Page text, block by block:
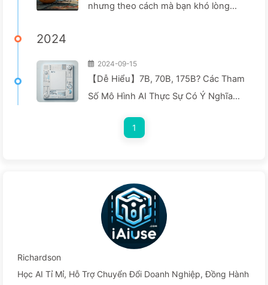
nhưng theo cách mà bạn khó lòng
2024
2024-09-15
【Dễ Hiểu】7B, 70B, 175B? Các Tham
Số Mô Hình AI Thực Sự Có Ý Nghĩa
Mô Hình Lớn Như Thế Nào? —— Học
1
Richardson
Học AI Tỉ Mỉ, Hỗ Trợ Chuyển Đổi Doanh Nghiệp, Đồng Hành